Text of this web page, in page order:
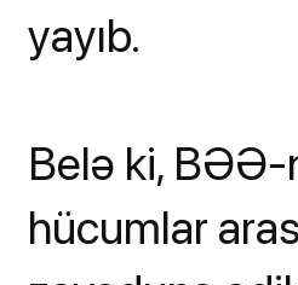
yayıb.
Belə ki, BƏƏ-
hücumlar